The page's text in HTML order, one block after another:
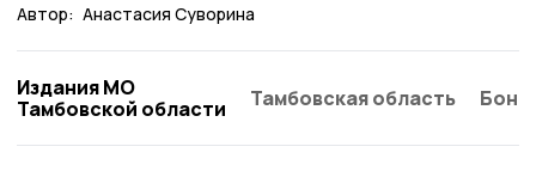
Автор: Анастасия Суворина
Издания МО
Тамбовской области
Тамбовская область